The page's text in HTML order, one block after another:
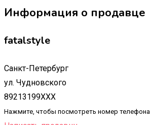
Информация о продавце
fatalstyle
Санкт-Петербург
ул. Чудновского
89213199XXX
Нажмите, чтобы посмотреть номер телефона